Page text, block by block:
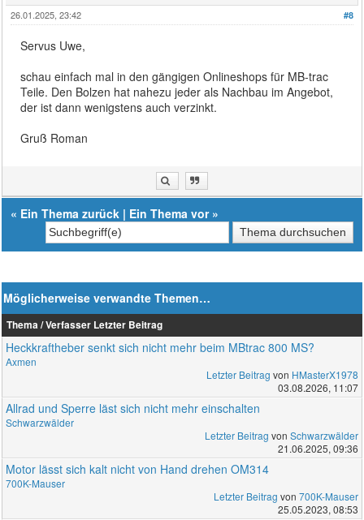
#8
26.01.2025, 23:42
Servus Uwe,
schau einfach mal in den gängigen Onlineshops für MB-trac
Teile. Den Bolzen hat nahezu jeder als Nachbau im Angebot,
der ist dann wenigstens auch verzinkt.
Gruß Roman
« Ein Thema zurück | Ein Thema vor»
Möglicherweise verwandte Themen…
Thema / Verfasser Letzter Beitrag
Heckkraftheber senkt sich nicht mehr beim MBtrac 800 MS?
Axmen
Letzter Beitrag von HMasterX1978
03.08.2026, 11:07
Allrad und Sperre läst sich nicht mehr einschalten
Schwarzwälder
Letzter Beitrag von Schwarzwälder
21.06.2025, 09:36
Motor lässt sich kalt nicht von Hand drehen OM314
700K-Mauser
Letzter Beitrag von 700K-Mauser
25.05.2023, 08:53